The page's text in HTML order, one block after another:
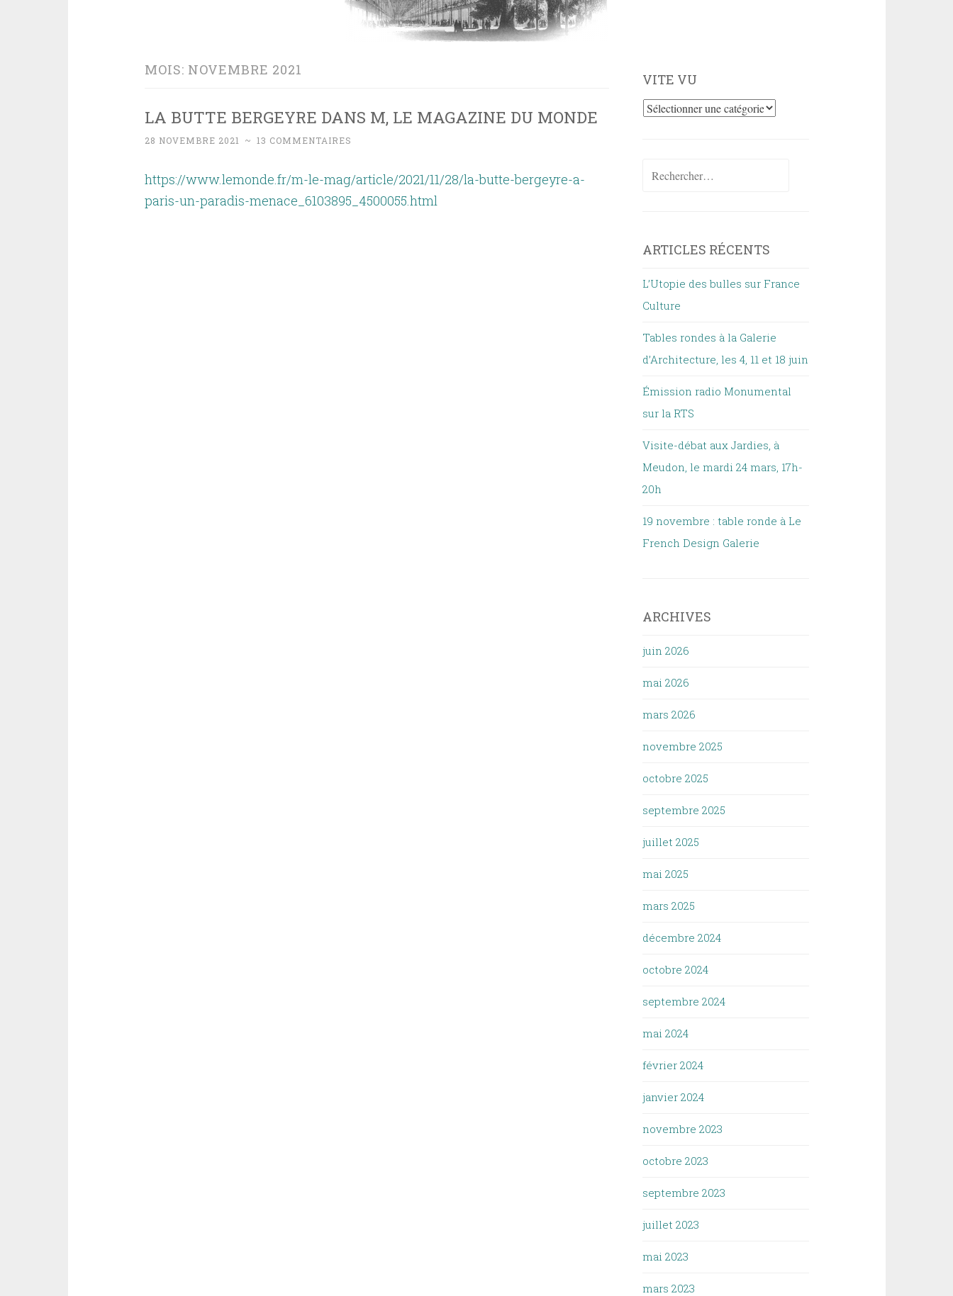
MOIS: NOVEMBRE 2021
LA BUTTE BERGEYRE DANS M, LE MAGAZINE DU MONDE
28 NOVEMBRE 2021 ~ 13 COMMENTAIRES
https://www.lemonde.fr/m-le-mag/article/2021/11/28/la-butte-bergeyre-a-
paris-un-paradis-menace_6103895_4500055.html
VITE VU
Vite
Rechercher :
ARTICLES RÉCENTS
L’Utopie des bulles sur France
Culture
Tables rondes à la Galerie
d’Architecture, les 4, 11 et 18 juin
Émission radio Monumental
sur la RTS
Visite-débat aux Jardies, à
Meudon, le mardi 24 mars, 17h-
20h
19 novembre : table ronde à Le
French Design Galerie
ARCHIVES
juin 2026
mai 2026
mars 2026
novembre 2025
octobre 2025
septembre 2025
juillet 2025
mai 2025
mars 2025
décembre 2024
octobre 2024
septembre 2024
mai 2024
février 2024
janvier 2024
novembre 2023
octobre 2023
septembre 2023
juillet 2023
mai 2023
mars 2023